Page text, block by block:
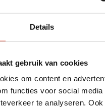
Details
gebruik van cookies
om content en
functies voor social media
te analyseren. Ook
64 × 41 × 117 cm